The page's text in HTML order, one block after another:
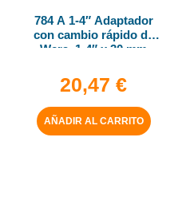
784 A 1-4″ Adaptador
con cambio rápido de
Wera, 1-4″ x 30 mm
20,47 €
AÑADIR AL CARRITO